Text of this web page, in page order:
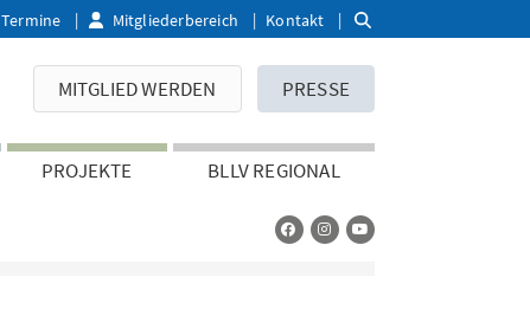
Termine Mitgliederbereich Kontakt
MITGLIED WERDEN PRESSE
PROJEKTE BLLV REGIONAL